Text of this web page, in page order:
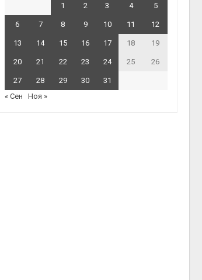
1 2 3 4 5
6 7 8 9 10 11 12
13 14 15 16 17 18 19
20 21 22 23 24 25 26
27 28 29 30
31
« Сен
Ноя »